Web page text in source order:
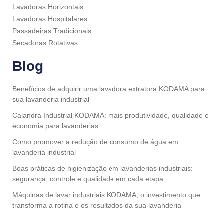
Lavadoras Horizontais
Lavadoras Hospitalares
Passadeiras Tradicionais
Secadoras Rotativas
Blog
Benefícios de adquirir uma lavadora extratora KODAMA para
sua lavanderia industrial
Calandra Industrial KODAMA: mais produtividade, qualidade e
economia para lavanderias
Como promover a redução de consumo de água em
lavanderia industrial
Boas práticas de higienização em lavanderias industriais:
segurança, controle e qualidade em cada etapa
Máquinas de lavar industriais KODAMA, o investimento que
transforma a rotina e os resultados da sua lavanderia